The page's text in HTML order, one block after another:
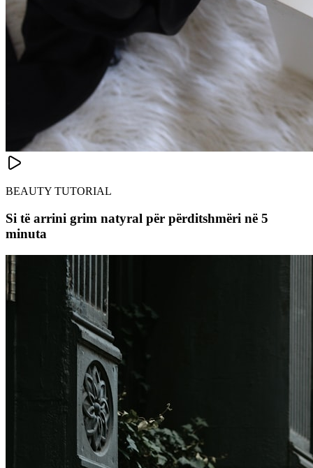
BEAUTY TUTORIAL
Si të arrini grim natyral për përditshmëri në 5
minuta